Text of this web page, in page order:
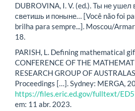
DUBROVINA, I. V. (ed.). Ты не ушел
светишь и поныне… [Você não foi
brilha para sempre...]. Moscou/
18.
PARISH, L. Defining mathematical
CONFERENCE OF THE
RESEARCH GROUP OF
Proceedings […]. Sydney: MERGA,
https://files.eric.ed.gov/fulltext/
em: 11 abr. 2023.